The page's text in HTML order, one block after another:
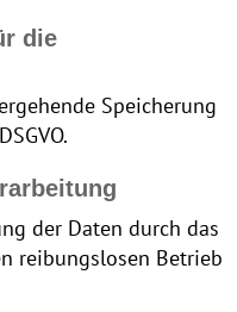
die
Speicherung
der Daten durch das
reibungslosen Betrieb